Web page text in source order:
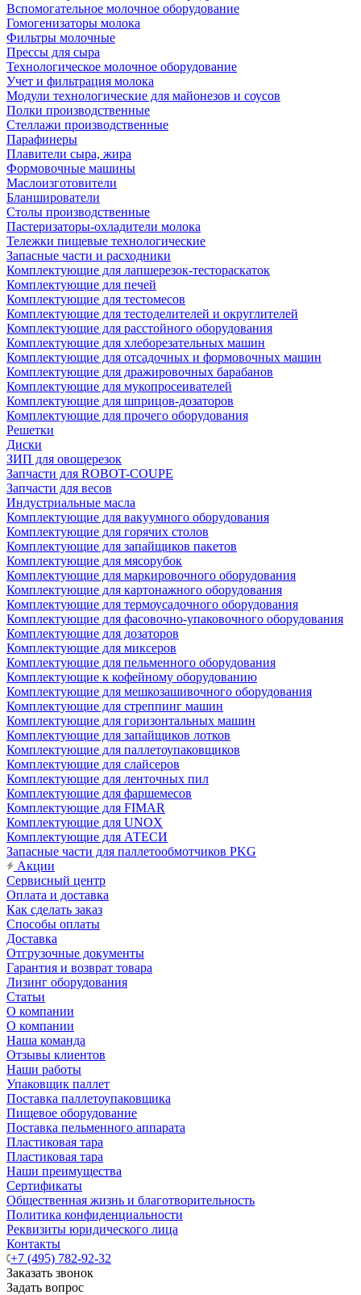
Вспомогательное молочное оборудование
Гомогенизаторы молока
Фильтры молочные
Прессы для сыра
Технологическое молочное оборудование
Учет и фильтрация молока
Модули технологические для майонезов и соусов
Полки производственные
Стеллажи производственные
Парафинеры
Плавители сыра, жира
Формовочные машины
Маслоизготовители
Бланширователи
Столы производственные
Пастеризаторы-охладители молока
Тележки пищевые технологические
Запасные части и расходники
Комплектующие для лапшерезок-тестораскаток
Комплектующие для печей
Комплектующие для тестомесов
Комплектующие для тестоделителей и округлителей
Комплектующие для расстойного оборудования
Комплектующие для хлеборезательных машин
Комплектующие для отсадочных и формовочных машин
Комплектующие для дражировочных барабанов
Комплектующие для мукопросеивателей
Комплектующие для шприцов-дозаторов
Комплектующие для прочего оборудования
Решетки
Диски
ЗИП для овощерезок
Запчасти для ROBOT-COUPE
Запчасти для весов
Индустриальные масла
Комплектующие для вакуумного оборудования
Комплектующие для горячих столов
Комплектующие для запайщиков пакетов
Комплектующие для мясорубок
Комплектующие для маркировочного оборудования
Комплектующие для картонажного оборудования
Комплектующие для термоусадочного оборудования
Комплектующие для фасовочно-упаковочного оборудования
Комплектующие для дозаторов
Комплектующие для миксеров
Комплектующие для пельменного оборудования
Комплектующие к кофейному оборудованию
Комплектующие для мешкозашивочного оборудования
Комплектующие для стреппинг машин
Комплектующие для горизонтальных машин
Комплектующие для запайщиков лотков
Комплектующие для паллетоупаковщиков
Комплектующие для слайсеров
Комплектующие для ленточных пил
Комплектующие для фаршемесов
Комплектующие для FIMAR
Комплектующие для UNOX
Комплектующие для АТЕСИ
Запасные части для паллетообмотчиков PKG
Акции
Сервисный центр
Оплата и доставка
Как сделать заказ
Способы оплаты
Доставка
Отгрузочные документы
Гарантия и возврат товара
Лизинг оборудования
Статьи
О компании
О компании
Наша команда
Отзывы клиентов
Наши работы
Упаковщик паллет
Поставка паллетоупаковщика
Пищевое оборудование
Поставка пельменного аппарата
Пластиковая тара
Пластиковая тара
Наши преимущества
Сертификаты
Общественная жизнь и благотворительность
Политика конфиденциальности
Реквизиты юридического лица
Контакты
+7 (495) 782-92-32
Заказать звонок
Задать вопрос